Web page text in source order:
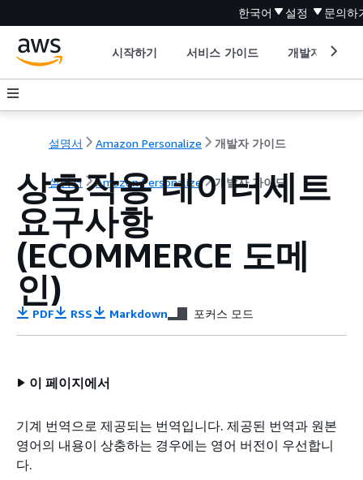
한국어 설정 문의하
시작하기 서비스 가이드 개발자 도구
설명서 Amazon Personalize 개발자 가이드
설명서 Amazon Personalize 개발자 가이드
상호작용 데이터세트
요구사항
(ECOMMERCE 도메
인)
PDF RSS Markdown 포커스 모드
이 페이지에서
기계 번역으로 제공되는 번역입니다. 제공된 번역과 원본
영어의 내용이 상충하는 경우에는 영어 버전이 우선합니
다.